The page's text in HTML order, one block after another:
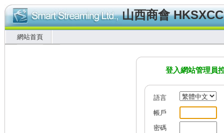
山西商會
網站首頁
登入網站管理員
語言
帳戶
密碼